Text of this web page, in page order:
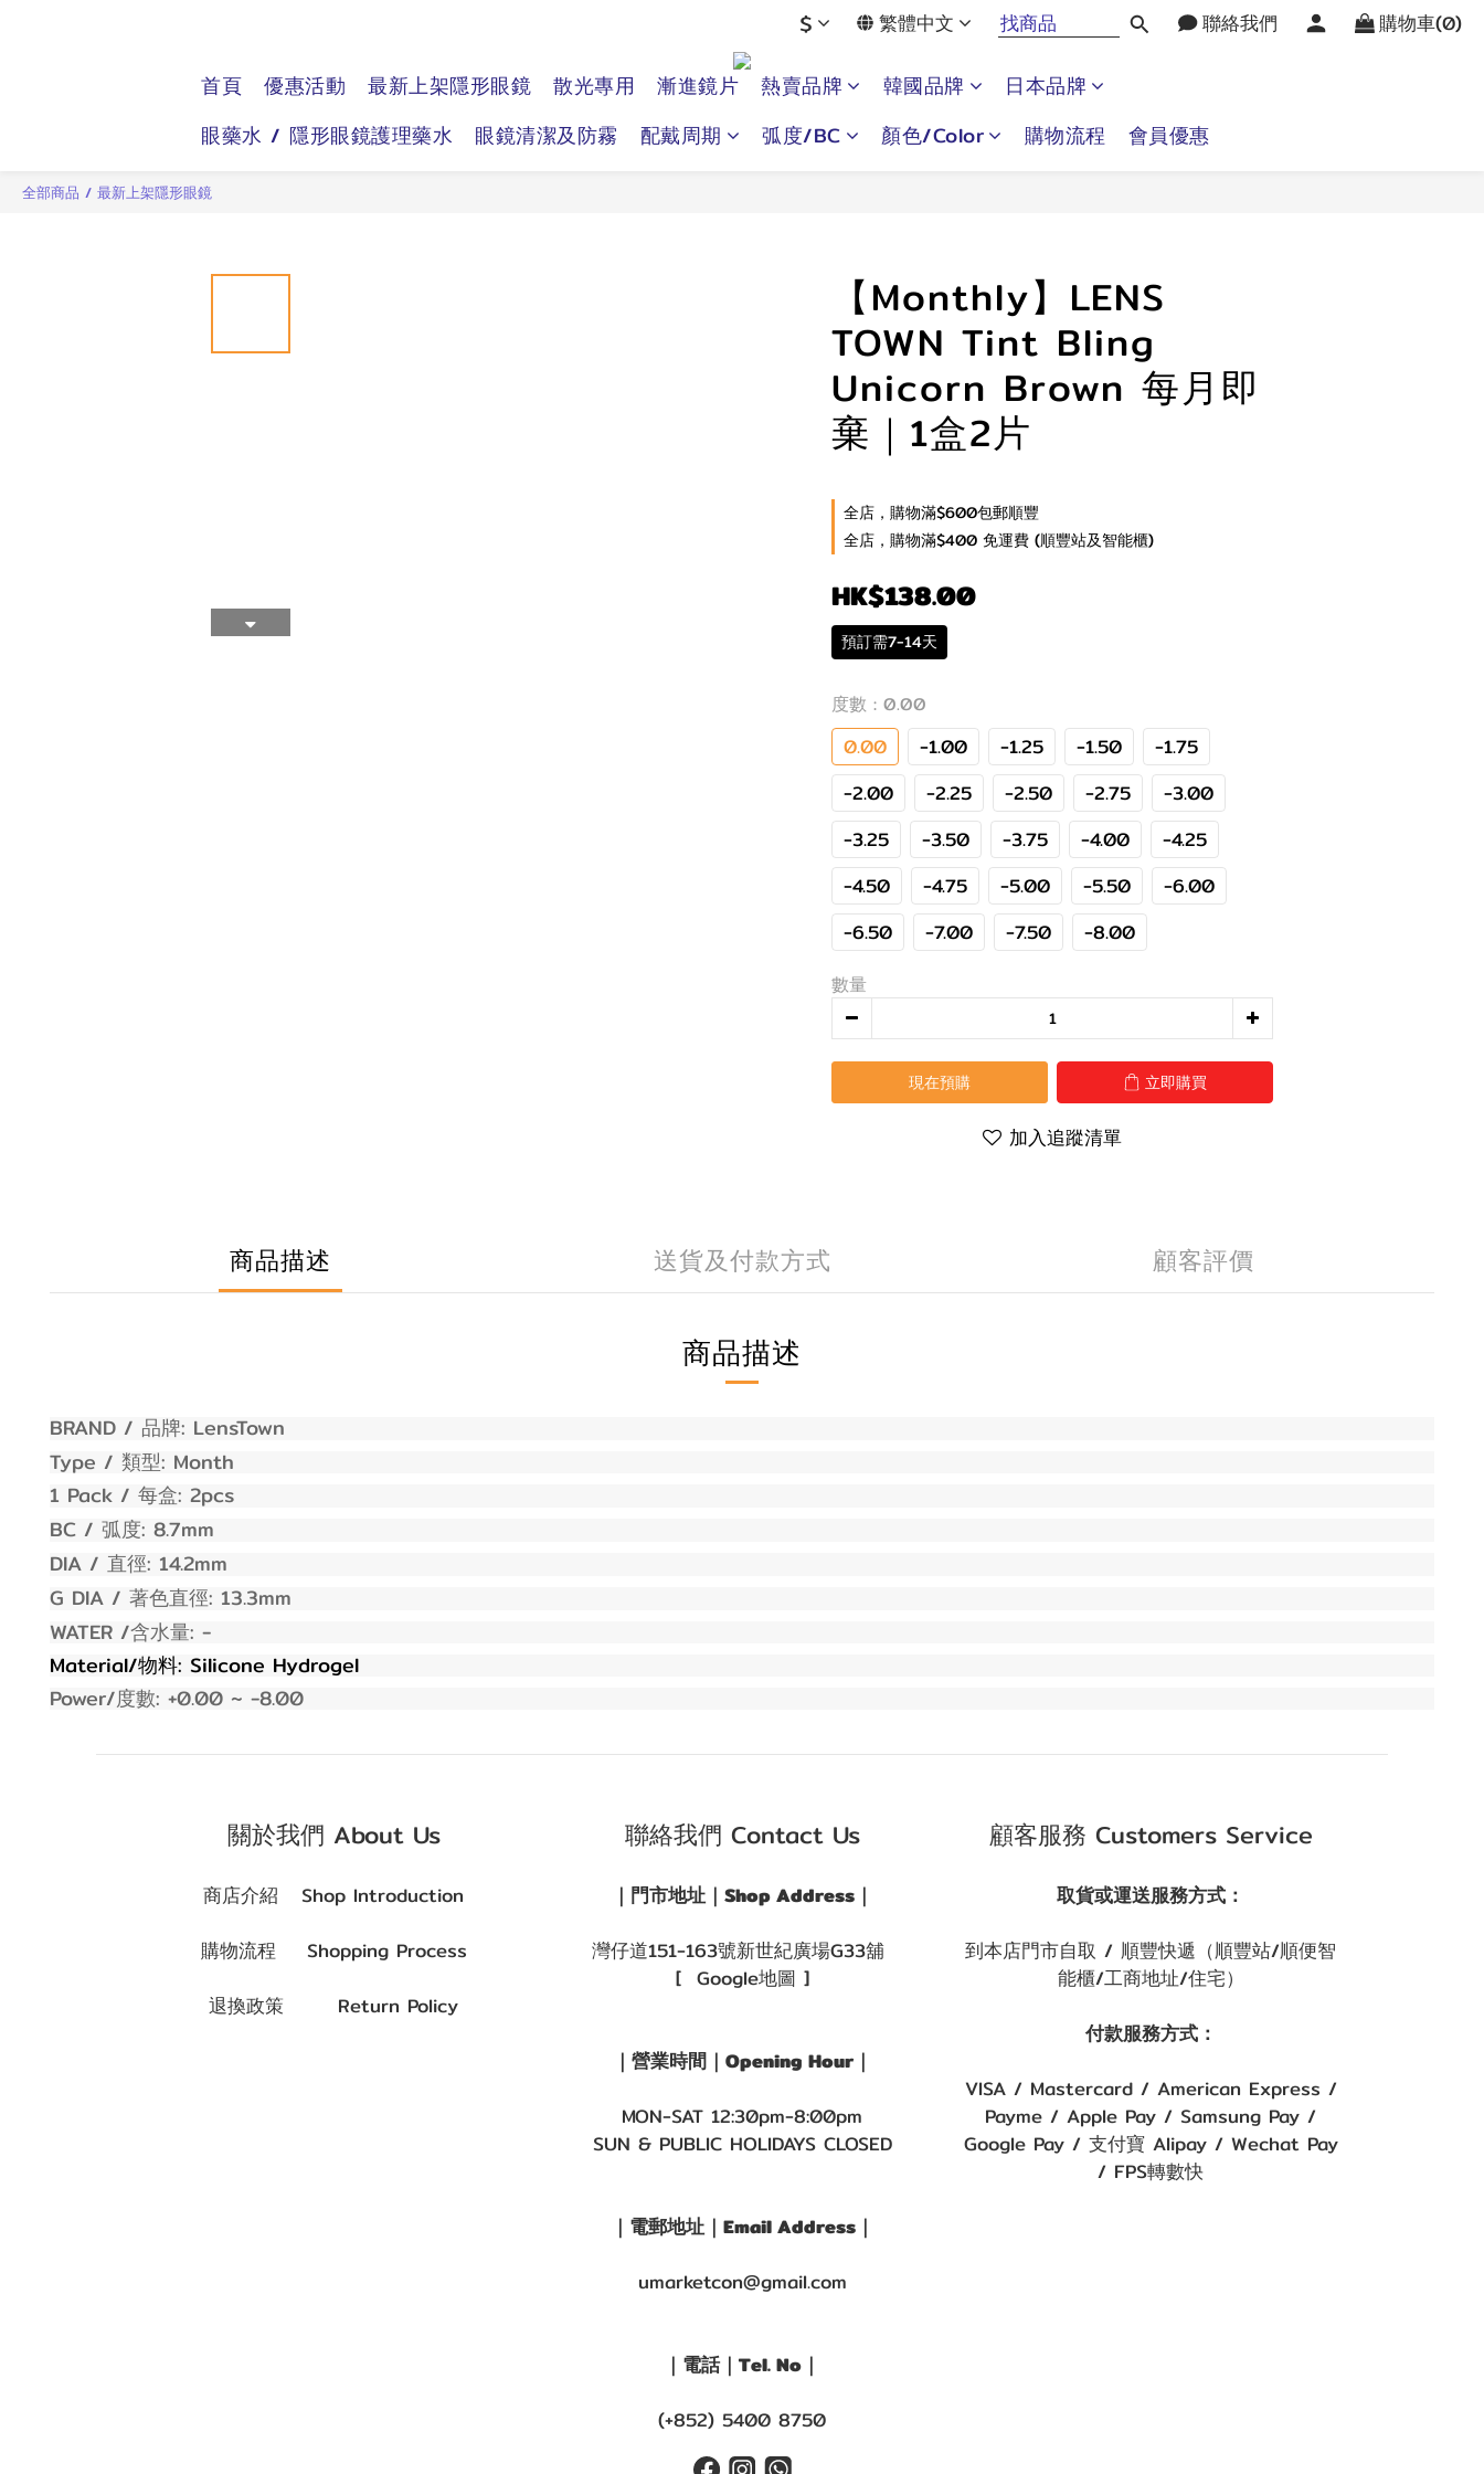
$ 繁體中文 聯絡我們 購物車(0)
首頁 優惠活動 最新上架隱形眼鏡 散光專用 漸進鏡片 熱賣品牌 韓國品牌
日本品牌
眼藥水 / 隱形眼鏡護理藥水
眼鏡清潔及防霧 配戴周期 弧度/BC 顏色/Color 購物流程 會員優惠
全部商品 / 最新上架隱形眼鏡
【Monthly】LENS
TOWN Tint Bling
Unicorn Brown 每月即
棄｜1盒2片
全店，購物滿$600包郵順豐
全店，購物滿$400 免運費 (順豐站及智能櫃)
HK$138.00
預訂需7-14天
度數 : 0.00
0.00 -1.00 -1.25 -1.50
-1.75
-2.00
-2.25 -2.50 -2.75
-3.00
-3.25
-3.50 -3.75 -4.00
-4.25
-4.50
-4.75 -5.00 -5.50
-6.00
-6.50
-7.00 -7.50 -8.00
數量
現在預購 立即購買
加入追蹤清單
商品描述 送貨及付款方式 顧客評價
商品描述
BRAND / 品牌: LensTown
Type / 類型: Month
1 Pack / 每盒: 2pcs
BC / 弧度: 8.7mm
DIA / 直徑: 14.2mm
G DIA / 著色直徑: 13.3mm
WATER /含水量: -
Material/物料: Silicone Hydrogel
Power/度數: +0.00 ~ -8.00
關於我們 About Us
商店介紹 Shop Introduction
購物流程 Shopping Process
退換政策 Return Policy
聯絡我們 Contact Us
｜門市地址｜Shop Address｜
灣仔道151-163號新世紀廣場G33舖
[ Google地圖 ]
｜營業時間｜Opening Hour｜
MON-SAT 12:30pm-8:00pm
SUN & PUBLIC HOLIDAYS CLOSED
｜電郵地址｜Email Address｜
umarketcon@gmail.com
｜電話｜Tel. No｜
(+852) 5400 8750
顧客服務 Customers Service
取貨或運送服務方式：
到本店門市自取 / 順豐快遞（順豐站/順便智
能櫃/工商地址/住宅）
付款服務方式：
VISA / Mastercard / American Express /
Payme / Apple Pay / Samsung Pay /
Google Pay / 支付寶 Alipay / Wechat Pay
/ FPS轉數快